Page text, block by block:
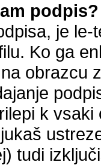
podpis?
je
Ko ga
obrazcu
k
tudi